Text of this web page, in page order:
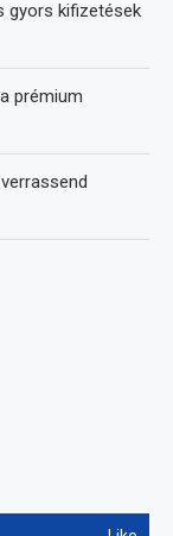
gyors kifizetések
prémium